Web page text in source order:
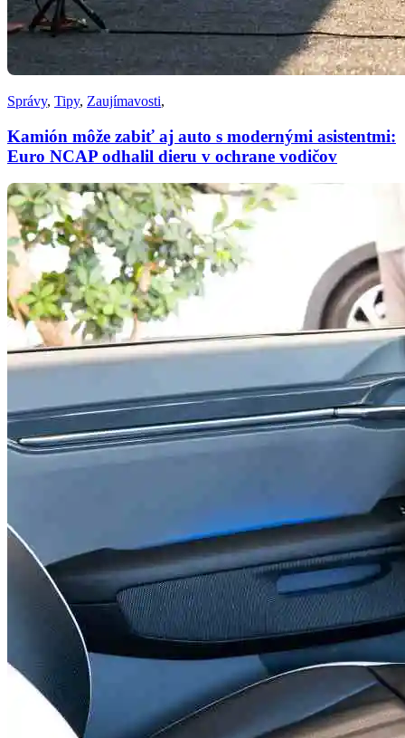
Správy, Tipy, Zaujímavosti,
Kamión môže zabiť aj auto s modernými asistentmi:
Euro NCAP odhalil dieru v ochrane vodičov